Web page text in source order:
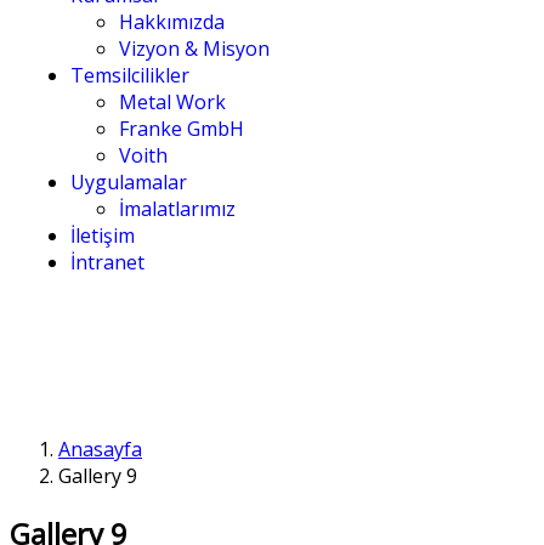
Hakkımızda
Vizyon & Misyon
Temsilcilikler
Metal Work
Franke GmbH
Voith
Uygulamalar
İmalatlarımız
İletişim
İntranet
Anasayfa
Gallery 9
Gallery 9